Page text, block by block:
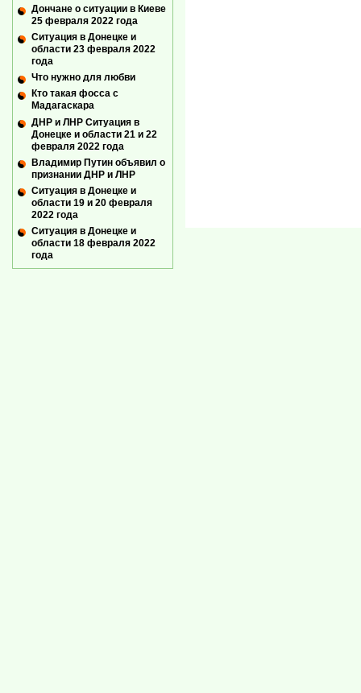
Дончане о ситуации в Киеве
25 февраля 2022 года
Ситуация в Донецке и
области 23 февраля 2022
года
Что нужно для любви
Кто такая фосса с
Мадагаскара
ДНР и ЛНР Ситуация в
Донецке и области 21 и 22
февраля 2022 года
Владимир Путин объявил о
признании ДНР и ЛНР
Ситуация в Донецке и
области 19 и 20 февраля
2022 года
Ситуация в Донецке и
области 18 февраля 2022
года